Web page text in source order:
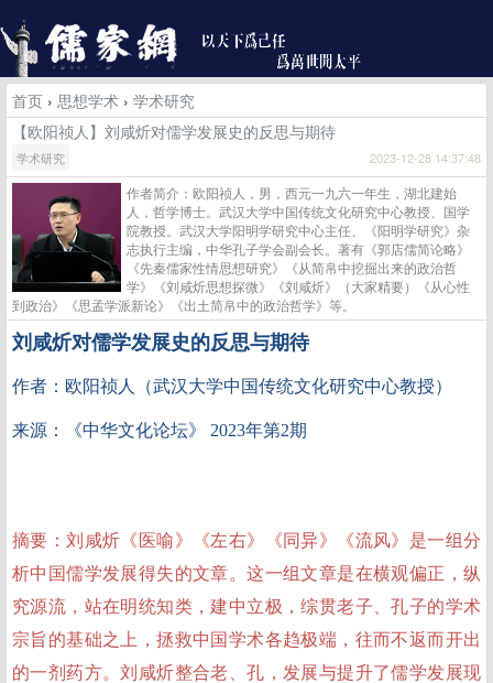
首页 › 思想学术 › 学术研究
【欧阳祯人】刘咸炘对儒学发展史的反思与期待
学术研究 2023-12-28 14:37:48
作者简介：欧阳祯人，男，西元一九六一年生，湖北建始
人，哲学博士。武汉大学中国传统文化研究中心教授、国学
院教授。武汉大学阳明学研究中心主任、《阳明学研究》杂
志执行主编，中华孔子学会副会长。著有《郭店儒简论略》
《先秦儒家性情思想研究》《从简帛中挖掘出来的政治哲
学》《刘咸炘思想探微》《刘咸炘》（大家精要）《从心性
到政治》《思孟学派新论》《出土简帛中的政治哲学》等。
刘咸炘对儒学发展史的反思与期待
作者：欧阳祯人（武汉大学中国传统文化研究中心教授）
来源：《中华文化论坛》 2023年第2期
摘要：刘咸炘《医喻》《左右》《同异》《流风》是一组分
析中国儒学发展得失的文章。这一组文章是在横观偏正，纵
究源流，站在明统知类，建中立极，综贯老子、孔子的学术
宗旨的基础之上，拯救中国学术各趋极端，往而不返而开出
的一剂药方。刘咸炘整合老、孔，发展与提升了儒学发展现